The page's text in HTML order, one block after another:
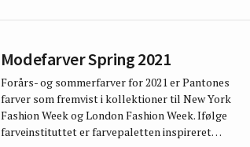
Modefarver Spring 2021
Forårs- og sommerfarver for 2021 er Pantones
farver som fremvist i kollektioner til New York
Fashion Week og London Fashion Week. Ifølge
farveinstituttet er farvepaletten inspireret…